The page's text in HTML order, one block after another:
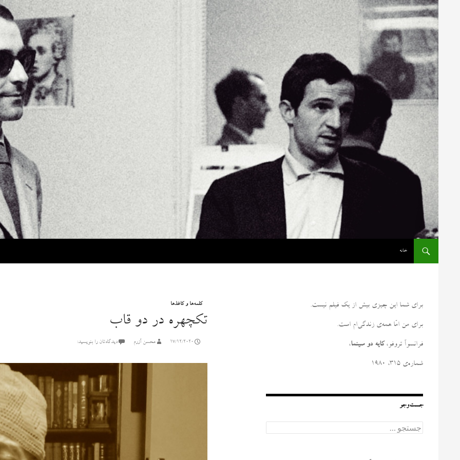
خانه
کلمه‌ها و کاغذها
تکچهره در دو قاب
17/12/2020 محسن آزرم دیدگاه‌تان را بنویسید:
برای شما این چیزی بیش از یک فیلم نیست.
برای من امّا همه‌ی زندگی‌ام است.
فرانسوآ تروفو، کایه دو سینما،
شماره‌ی ۳۱۵، ۱۹۸۰
جست‌وجو
ج
س